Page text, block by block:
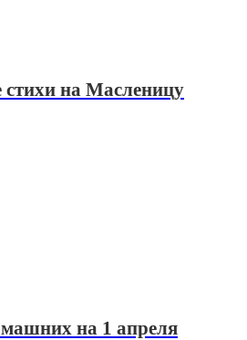
на Масленицу
на 1 апреля